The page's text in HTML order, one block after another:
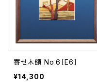
寄せ木額 No.6［E6］
¥14,300